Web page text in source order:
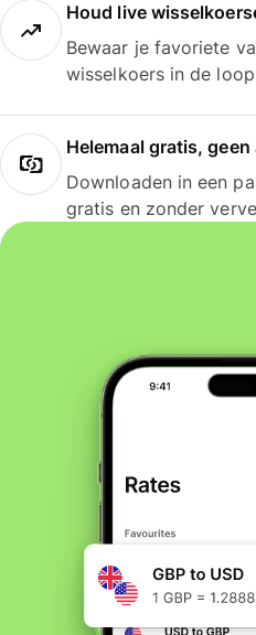
Houd live
Bewaar je favoriete
wisselkoers in de
Helemaal gratis,
Downloaden in een
gratis en zonder